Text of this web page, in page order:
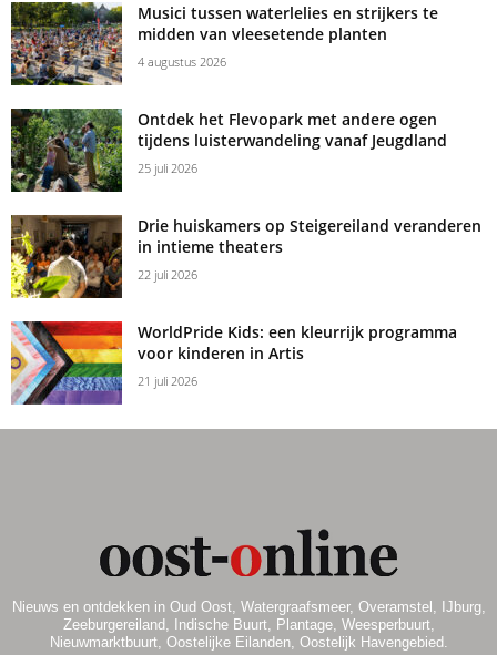
Musici tussen waterlelies en strijkers te
midden van vleesetende planten
4 augustus 2026
Ontdek het Flevopark met andere ogen
tijdens luisterwandeling vanaf Jeugdland
25 juli 2026
Drie huiskamers op Steigereiland veranderen
in intieme theaters
22 juli 2026
WorldPride Kids: een kleurrijk programma
voor kinderen in Artis
21 juli 2026
Nieuws en ontdekken in Oud Oost, Watergraafsmeer, Overamstel, IJburg,
Zeeburgereiland, Indische Buurt, Plantage, Weesperbuurt,
Nieuwmarktbuurt, Oostelijke Eilanden, Oostelijk Havengebied.